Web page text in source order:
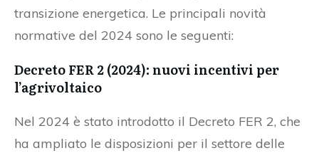
transizione energetica. Le principali novità
normative del 2024 sono le seguenti:
Decreto FER 2 (2024): nuovi incentivi per
l’agrivoltaico
Nel 2024 è stato introdotto il Decreto FER 2, che
ha ampliato le disposizioni per il settore delle